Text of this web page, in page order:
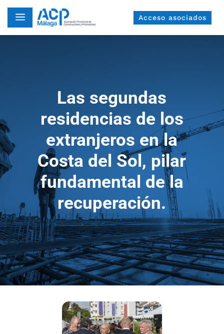
a Acceso asociados
Las segundas
residencias de los
extranjeros en la
Costa del Sol, pilar
fundamental de la
recuperación.